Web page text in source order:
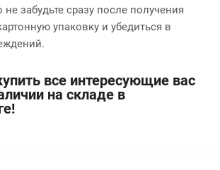
не забудьте сразу после получения
упаковку и убедиться в
все интересующие вас
на складе в